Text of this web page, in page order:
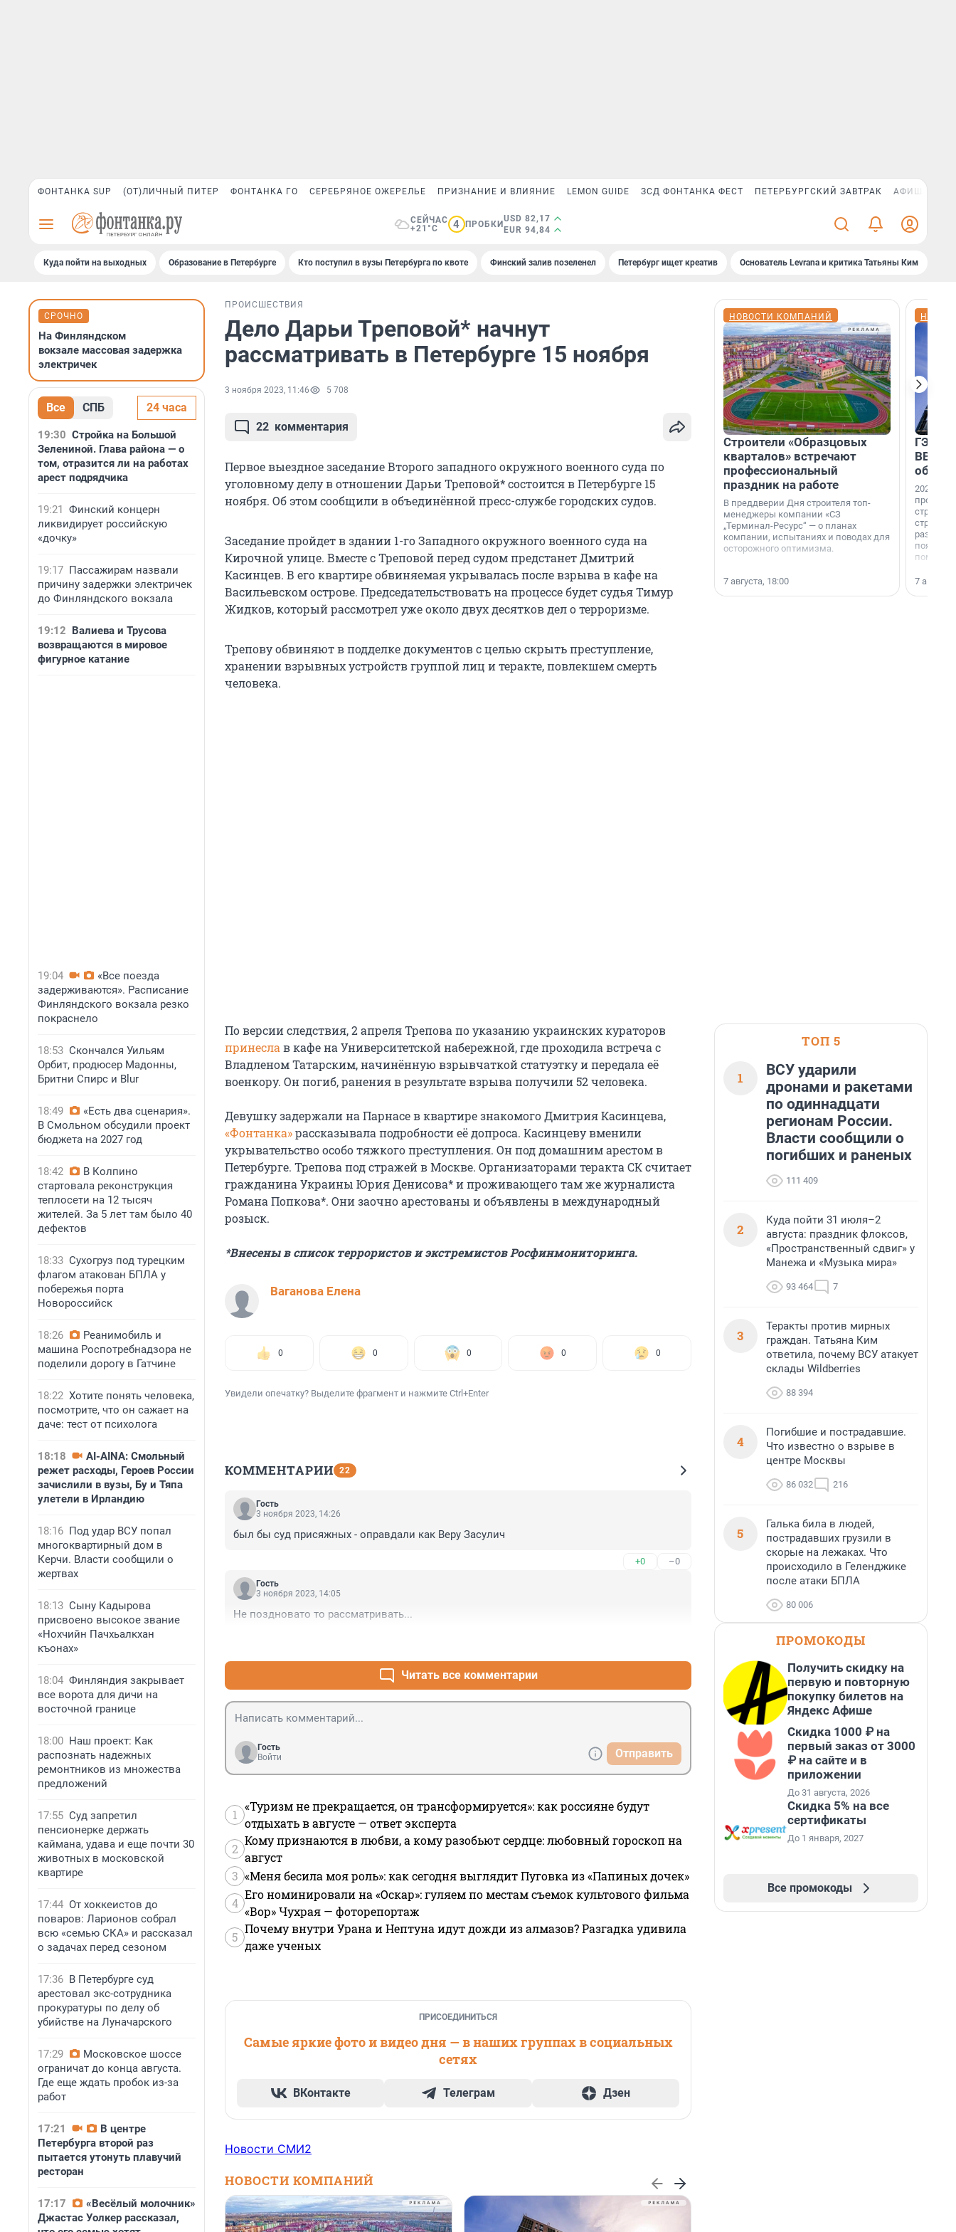
ФОНТАНКА SUP (ОТ)ЛИЧНЫЙ ПИТЕР ФОНТАНКА ГО СЕРЕБРЯНОЕ ОЖЕРЕЛЬЕ ПРИЗНАНИЕ И ВЛИЯНИЕ LEMON GUIDE ЗСД ФОНТАНКА ФЕСТ ПЕТЕРБУРГСКИЙ ЗАВТРАК АФИША PLUS
СЕЙЧАС
+21°C
4 ПРОБКИ
USD 82,17
EUR 94,84
Куда пойти на выходных Образование в Петербурге Кто поступил в вузы Петербурга по квоте Финский залив позеленел Петербург ищет креатив Основатель Levrana и критика Татьяны Ким
СРОЧНО
На Финляндском
вокзале массовая задержка
электричек
Все СПБ 24 часа
19:30 Стройка на Большой
Зелениной. Глава района — о
том, отразится ли на работах
арест подрядчика
19:21 Финский концерн
ликвидирует российскую
«дочку»
19:17 Пассажирам назвали
причину задержки электричек
до Финляндского вокзала
19:12 Валиева и Трусова
возвращаются в мировое
фигурное катание
19:04
«Все поезда
задерживаются». Расписание
Финляндского вокзала резко
покраснело
18:53 Скончался Уильям
Орбит, продюсер Мадонны,
Бритни Спирс и Blur
18:49
«Есть два сценария».
В Смольном обсудили проект
бюджета на 2027 год
18:42
В Колпино
стартовала реконструкция
теплосети на 12 тысяч
жителей. За 5 лет там было 40
дефектов
18:33 Сухогруз под турецким
флагом атакован БПЛА у
побережья порта
Новороссийск
18:26
Реанимобиль и
машина Роспотребнадзора не
поделили дорогу в Гатчине
18:22 Хотите понять человека,
посмотрите, что он сажает на
даче: тест от психолога
18:18
AI-AINA: Смольный
режет расходы, Героев России
зачислили в вузы, Бу и Тяпа
улетели в Ирландию
18:16 Под удар ВСУ попал
многоквартирный дом в
Керчи. Власти сообщили о
жертвах
18:13 Сыну Кадырова
присвоено высокое звание
«Нохчийн Пачхьалкхан
къонах»
18:04 Финляндия закрывает
все ворота для дичи на
восточной границе
18:00 Наш проект: Как
распознать надежных
ремонтников из множества
предложений
17:55 Суд запретил
пенсионерке держать
каймана, удава и еще почти 30
животных в московской
квартире
17:44 От хоккеистов до
поваров: Ларионов собрал
всю «семью СКА» и рассказал
о задачах перед сезоном
17:36 В Петербурге суд
арестовал экс-сотрудника
прокуратуры по делу об
убийстве на Луначарского
17:29
Московское шоссе
ограничат до конца августа.
Где еще ждать пробок из-за
работ
17:21
В центре
Петербурга второй раз
пытается утонуть плавучий
ресторан
17:17
«Весёлый молочник»
Джастас Уолкер рассказал,
ПРОИСШЕСТВИЯ
Дело Дарьи Треповой* начнут
рассматривать в Петербурге 15 ноября
3 ноября 2023, 11:46 5 708
22 комментария
Первое выездное заседание Второго западного окружного военного суда по
уголовному делу в отношении Дарьи Треповой* состоится в Петербурге 15
ноября. Об этом сообщили в объединённой пресс-службе городских судов.
Заседание пройдет в здании 1-го Западного окружного военного суда на
Кирочной улице. Вместе с Треповой перед судом предстанет Дмитрий
Касинцев. В его квартире обвиняемая укрывалась после взрыва в кафе на
Васильевском острове. Председательствовать на процессе будет судья Тимур
Жидков, который рассмотрел уже около двух десятков дел о терроризме.
Трепову обвиняют в подделке документов с целью скрыть преступление,
хранении взрывных устройств группой лиц и теракте, повлекшем смерть
человека.
По версии следствия, 2 апреля Трепова по указанию украинских кураторов
принесла в кафе на Университетской набережной, где проходила встреча с
Владленом Татарским, начинённую взрывчаткой статуэтку и передала её
военкору. Он погиб, ранения в результате взрыва получили 52 человека.
Девушку задержали на Парнасе в квартире знакомого Дмитрия Касинцева,
«Фонтанка»рассказывала подробности её допроса. Касинцеву вменили
укрывательство особо тяжкого преступления. Он под домашним арестом в
Петербурге. Трепова под стражей в Москве. Организаторами теракта СК считает
гражданина Украины Юрия Денисова* и проживающего там же журналиста
Романа Попкова*. Они заочно арестованы и объявлены в международный
розыск.
*Внесены в список террористов и экстремистов Росфинмониторинга.
Ваганова Елена
0 0 0 0 0
Увидели опечатку? Выделите фрагмент и нажмите Ctrl+Enter
КОММЕНТАРИИ 22
Гость
3 ноября 2023, 14:26
был бы суд присяжных - оправдали как Веру Засулич
+0 –0
Гость
3 ноября 2023, 14:05
Не поздновато то рассматривать...
Читать все комментарии
Гость
Войти
Отправить
1
«Туризм не прекращается, он трансформируется»: как россияне будут
отдыхать в августе — ответ эксперта
2
Кому признаются в любви, а кому разобьют сердце: любовный гороскоп на
август
3 «Меня бесила моя роль»: как сегодня выглядит Пуговка из «Папиных дочек»
4
Его номинировали на «Оскар»: гуляем по местам съемок культового фильма
«Вор» Чухрая — фоторепортаж
5
Почему внутри Урана и Нептуна идут дожди из алмазов? Разгадка удивила
даже ученых
ПРИСОЕДИНИТЬСЯ
Самые яркие фото и видео дня — в наших группах в социальных
сетях
ВКонтакте Телеграм Дзен
Новости СМИ2
НОВОСТИ КОМПАНИЙ
НОВОСТИ КОМПАНИЙ
Строители «Образцовых
кварталов» встречают
профессиональный
праздник на работе
В преддверии Дня строителя топ-
менеджеры компании «СЗ
„Терминал-Ресурс“ — о планах
компании, испытаниях и поводах для
осторожного оптимизма.
7 августа, 18:00
ГЭС,
ВВП: в
об
2026-й —
раз. В
7
ТОП 5
1
ВСУ ударили
дронами и ракетами
по одиннадцати
регионам России.
Власти сообщили о
погибших и раненых
111 409
2
Куда пойти 31 июля–2
августа: праздник флоксов,
«Пространственный сдвиг» у
Манежа и «Музыка мира»
93 464 7
3
Теракты против мирных
граждан. Татьяна Ким
ответила, почему ВСУ атакует
склады Wildberries
88 394
4
Погибшие и пострадавшие.
Что известно о взрыве в
центре Москвы
86 032 216
5
Галька била в людей,
пострадавших грузили в
скорые на лежаках. Что
происходило в Геленджике
после атаки БПЛА
80 006
ПРОМОКОДЫ
Получить скидку на
первую и повторную
покупку билетов на
Яндекс Афише
Скидка 1000 ₽ на
первый заказ от 3000
₽ на сайте и в
приложении
До 31 августа, 2026
Скидка 5% на все
сертификаты
До 1 января, 2027
Все промокоды